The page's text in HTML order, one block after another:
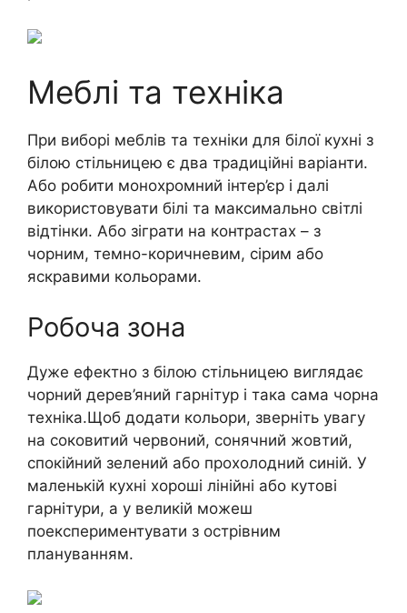
Меблі та техніка
При виборі меблів та техніки для білої кухні з
білою стільницею є два традиційні варіанти.
Або робити монохромний інтер’єр і далі
використовувати білі та максимально світлі
відтінки. Або зіграти на контрастах – з
чорним, темно-коричневим, сірим або
яскравими кольорами.
Робоча зона
Дуже ефектно з білою стільницею виглядає
чорний дерев’яний гарнітур і така сама чорна
техніка.Щоб додати кольори, зверніть увагу
на соковитий червоний, сонячний жовтий,
спокійний зелений або прохолодний синій. У
маленькій кухні хороші лінійні або кутові
гарнітури, а у великій можеш
поекспериментувати з острівним
плануванням.